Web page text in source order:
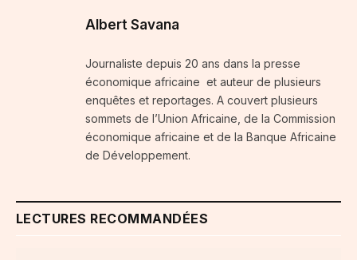
Albert Savana
Journaliste depuis 20 ans dans la presse
économique africaine et auteur de plusieurs
enquêtes et reportages. A couvert plusieurs
sommets de l’Union Africaine, de la Commission
économique africaine et de la Banque Africaine
de Développement.
LECTURES RECOMMANDÉES